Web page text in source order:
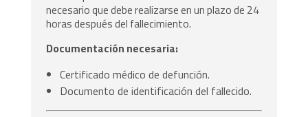
necesario que debe realizarse en un plazo de 24
horas después del fallecimiento.
Documentación necesaria:
Certificado médico de defunción.
Documento de identificación del fallecido.